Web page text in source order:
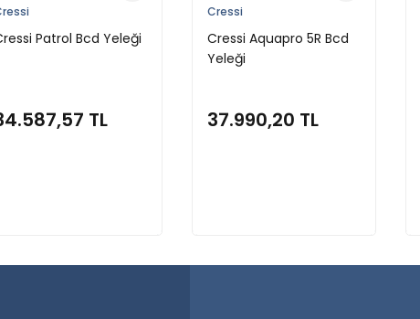
Patrol Bcd Yeleği
TL
Cressi
Cressi Aquapro 5R Bcd
Yeleği
37.990,20 TL